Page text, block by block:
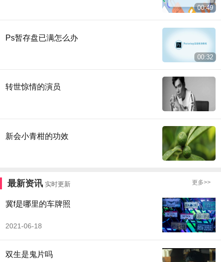
00:49
Ps暂存盘已满怎么办
00:32
转世惊情的演员
新会小青柑的功效
最新资讯 实时更新 更多>>
冀f是哪里的车牌照
2021-06-18
双生是鬼片吗